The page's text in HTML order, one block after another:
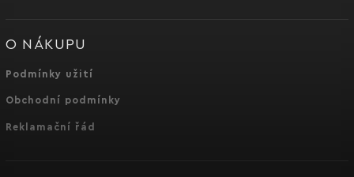
O NÁKUPU
Podmínky užití
Obchodní podmínky
Reklamační řád